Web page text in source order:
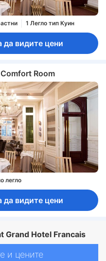
1 Легло тип Куин
да видите цени
Room
легло
да видите цени
Grand Hotel Francais
и цените